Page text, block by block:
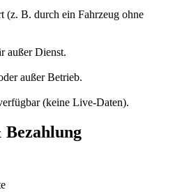
(z. B. durch ein Fahrzeug ohne
außer Dienst.
außer Betrieb.
(keine Live-Daten).
Bezahlung